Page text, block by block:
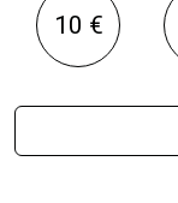
10 €